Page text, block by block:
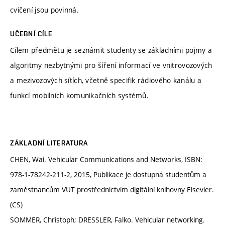
cvičení jsou povinná.
UČEBNÍ CÍLE
Cílem předmětu je seznámit studenty se základními pojmy a
algoritmy nezbytnými pro šíření informací ve vnitrovozových
a mezivozových sítích, včetně specifik rádiového kanálu a
funkcí mobilních komunikačních systémů.
ZÁKLADNÍ LITERATURA
CHEN, Wai. Vehicular Communications and Networks, ISBN:
978-1-78242-211-2, 2015, Publikace je dostupná studentům a
zaměstnancům VUT prostřednictvím digitální knihovny Elsevier.
(CS)
SOMMER, Christoph; DRESSLER, Falko. Vehicular networking.